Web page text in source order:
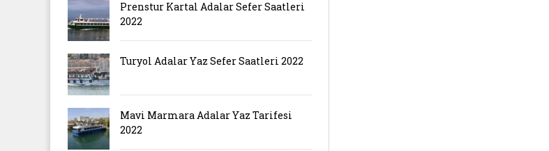
Prenstur Kartal Adalar Sefer Saatleri
2022
Turyol Adalar Yaz Sefer Saatleri 2022
Mavi Marmara Adalar Yaz Tarifesi
2022